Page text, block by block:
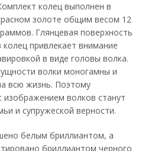
колец выполнен в
золоте общим весом 12
Глянцевая поверхность
привлекает внимание
в виде головы волка.
волки моногамны и
всю жизнь. Поэтому
изображением волков станут
и супружеской верности.
белым бриллиантом, а
бриллиантом черного